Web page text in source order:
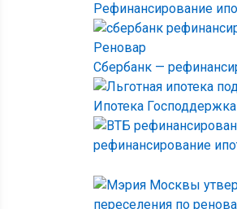
Рефинансирование
Сбербанк —
Ипотека
рефинансирование